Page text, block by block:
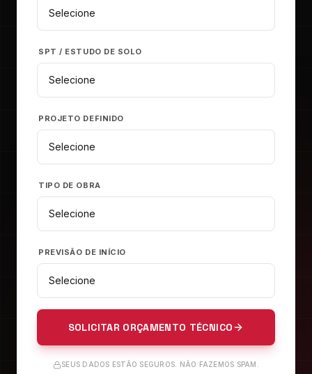
SPT / ESTUDO DE SOLO
PROJETO DEFINIDO
TIPO DE OBRA
PREVISÃO DE INÍCIO
SOLICITAR ORÇAMENTO TÉCNICO
SEUS DADOS ESTÃO SEGUROS. NÃO FAZEMOS SPAM.